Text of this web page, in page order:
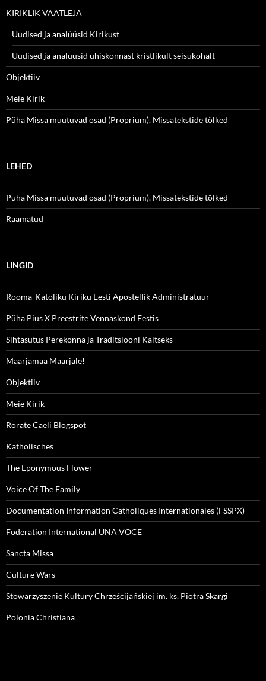
KIRIKLIK VAATLEJA
Uudised ja analüüsid Kirikust
Uudised ja analüüsid ühiskonnast kristlikult seisukohalt
Objektiiv
Meie Kirik
Püha Missa muutuvad osad (Proprium). Missatekstide tõlked
LEHED
Püha Missa muutuvad osad (Proprium). Missatekstide tõlked
Raamatud
LINGID
Rooma-Katoliku Kiriku Eesti Apostellik Administratuur
Püha Pius X Preestrite Vennaskond Eestis
Sihtasutus Perekonna ja Traditsiooni Kaitseks
Maarjamaa Maarjale!
Objektiiv
Meie Kirik
Rorate Caeli Blogspot
Katholisches
The Eponymous Flower
Voice Of The Family
Documentation Information Catholiques Internationales (FSSPX)
Foderation International UNA VOCE
Sancta Missa
Culture Wars
Stowarzyszenie Kultury Chrześcijańskiej im. ks. Piotra Skargi
Polonia Christiana